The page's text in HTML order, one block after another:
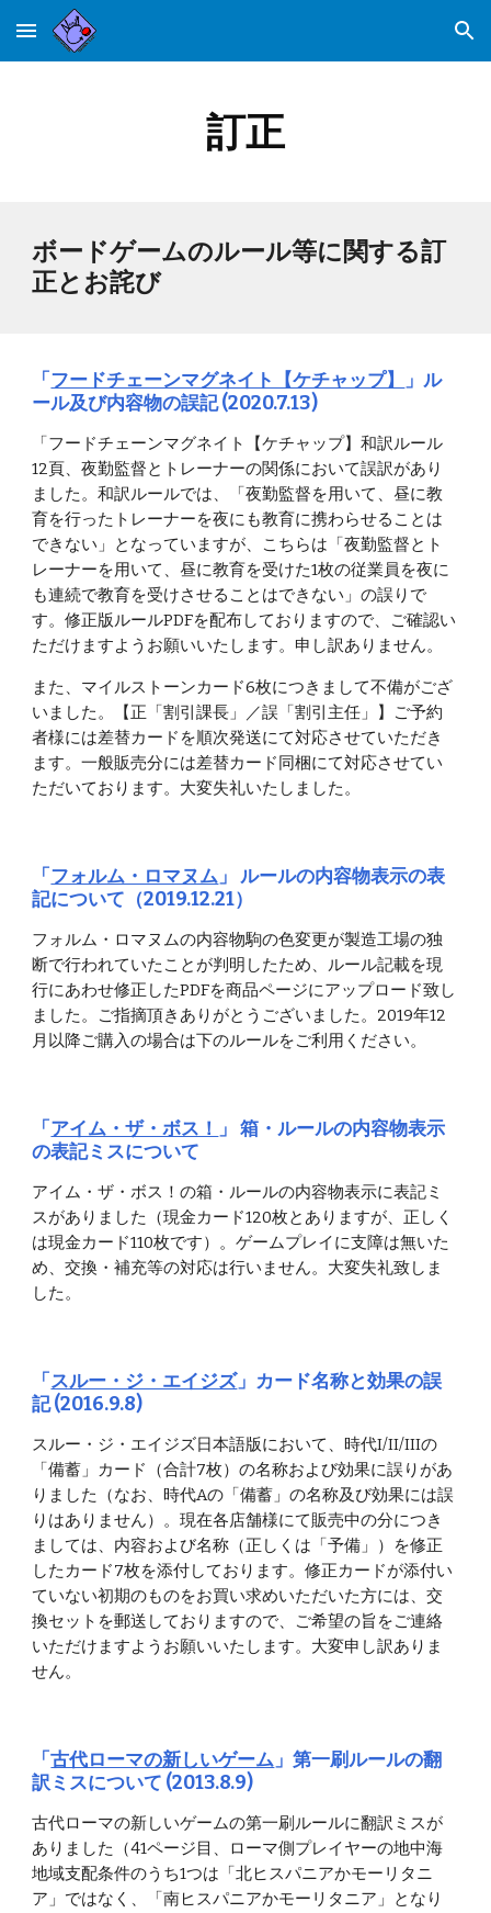
Skip to main content Skip to navigation
訂正
ボードゲームのルール等に関する訂
正とお詫び
「 フードチェーンマグネイト【ケチャップ】
」ル
ール及び内容物の誤記 (2020.7.13)
「フードチェーンマグネイト【ケチャップ】和訳ルール
12頁、夜勤監督とトレーナーの関係において誤訳があり
ました。和訳ルールでは、「夜勤監督を用いて、昼に教
育を行ったトレーナーを夜にも教育に携わらせることは
できない」となっていますが、こちらは「夜勤監督とト
レーナーを用いて、昼に教育を受けた1枚の従業員を夜に
も連続で教育を受けさせることはできない」の誤りで
す。修正版ルールPDFを配布しておりますので、ご確認い
ただけますようお願いいたします。申し訳ありません。
また、マイルストーンカード6枚につきまして不備がござ
いました。【正「割引課長」／誤「割引主任」】ご予約
者様には差替カードを順次発送にて対応させていただき
ます。一般販売分には差替カード同梱にて対応させてい
ただいております。大変失礼いたしました。
「 フォルム・ロマヌム 」 ルールの内容物表示の表
記について（2019.12.21）
フォルム・ロマヌムの内容物駒の色変更が製造工場の独
断で行われていたことが判明したため、ルール記載を現
行にあわせ修正したPDFを商品ページにアップロード致し
ました。ご指摘頂きありがとうございました。2019年12
月以降ご購入の場合は下のルールをご利用ください。
「 アイム・ザ・ボス！
」 箱・ルールの内容物表示
の表記ミスについて
アイム・ザ・ボス！の箱・ルールの内容物表示に表記ミ
スがありました（現金カード120枚とありますが、正しく
は現金カード110枚です）。ゲームプレイに支障は無いた
め、交換・補充等の対応は行いません。大変失礼致しま
した。
「 スルー・ジ・エイジズ」カード名称と効果の誤
記 (2016.9.8)
スルー・ジ・エイジズ日本語版において、時代I/II/IIIの
「備蓄」カード（合計7枚）の名称および効果に誤りがあ
りました（なお、時代Aの「備蓄」の名称及び効果には誤
りはありません）。現在各店舗様にて販売中の分につき
ましては、内容および名称（正しくは「予備」）を修正
したカード7枚を添付しております。修正カードが添付い
ていない初期のものをお買い求めいただいた方には、交
換セットを郵送しておりますので、ご希望の旨をご連絡
いただけますようお願いいたします。大変申し訳ありま
せん。
「古代ローマの新しいゲーム 」第一刷ルールの翻
訳ミスについて (2013.8.9)
古代ローマの新しいゲームの第一刷ルールに翻訳ミスが
ありました（41ページ目、ローマ側プレイヤーの地中海
地域支配条件のうち1つは「北ヒスパニアかモーリタニ
ア」ではなく、「南ヒスパニアかモーリタニア」となり